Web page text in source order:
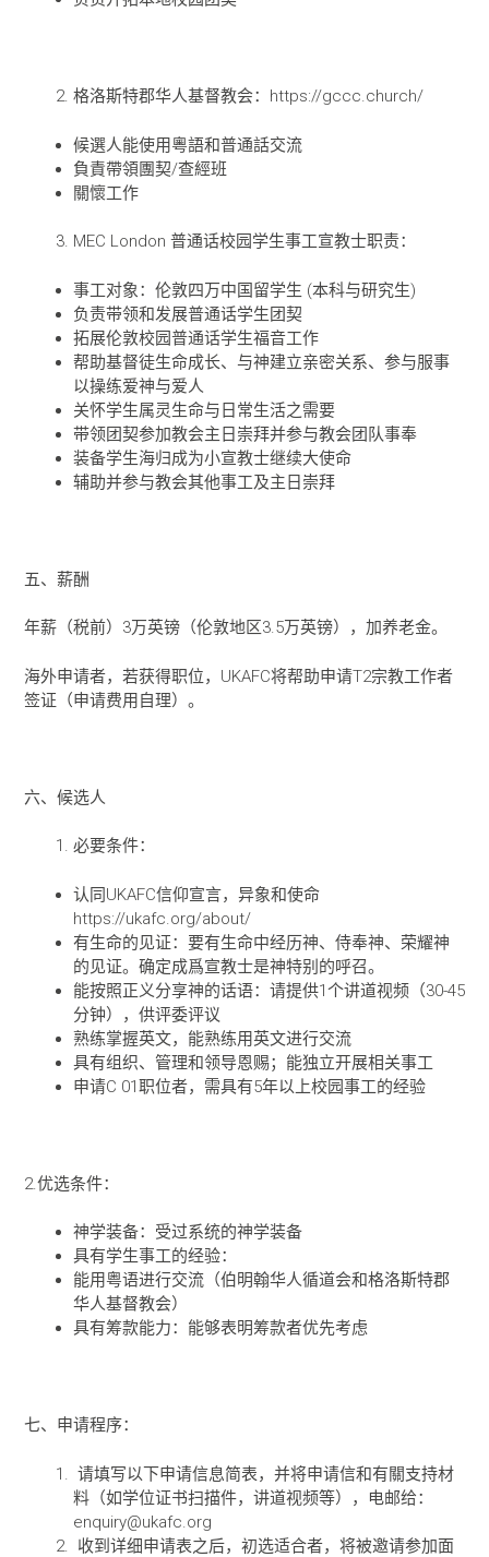
格洛斯特郡华人基督教会：https://gccc.church/
候選人能使用粵語和普通話交流
負責帶領團契/查經班
關懷工作
MEC London 普通话校园学生事工宣教士职责：
事工对象：伦敦四万中国留学生 (本科与研究生)
负责带领和发展普通话学生团契
拓展伦敦校园普通话学生福音工作
帮助基督徒生命成长、与神建立亲密关系、参与服事
以操练爱神与爱人
关怀学生属灵生命与日常生活之需要
带领团契参加教会主日崇拜并参与教会团队事奉
装备学生海归成为小宣教士继续大使命
辅助并参与教会其他事工及主日崇拜
五、薪酬
年薪（税前）3万英镑（伦敦地区3.5万英镑），加养老金。
海外申请者，若获得职位，UKAFC将帮助申请T2宗教工作者
签证（申请费用自理）。
六、候选人
必要条件：
认同UKAFC信仰宣言，异象和使命
https://ukafc.org/about/
有生命的见证：要有生命中经历神、侍奉神、荣耀神
的见证。确定成爲宣教士是神特别的呼召。
能按照正义分享神的话语：请提供1个讲道视频（30-45
分钟），供评委评议
熟练掌握英文，能熟练用英文进行交流
具有组织、管理和领导恩赐；能独立开展相关事工
申请C 01职位者，需具有5年以上校园事工的经验
2.优选条件：
神学装备：受过系统的神学装备
具有学生事工的经验：
能用粤语进行交流（伯明翰华人循道会和格洛斯特郡
华人基督教会）
具有筹款能力：能够表明筹款者优先考虑
七、申请程序：
请填写以下申请信息简表，并将申请信和有關支持材
料（如学位证书扫描件，讲道视频等），电邮给：
enquiry@ukafc.org
收到详细申请表之后，初选适合者，将被邀请参加面